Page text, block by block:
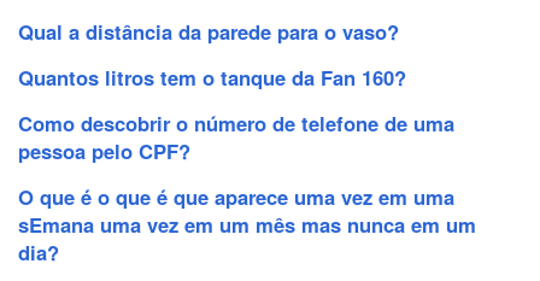
Qual a distância da parede para o vaso?
Quantos litros tem o tanque da Fan 160?
Como descobrir o número de telefone de uma
pessoa pelo CPF?
O que é o que é que aparece uma vez em uma
sEmana uma vez em um mês mas nunca em um
dia?